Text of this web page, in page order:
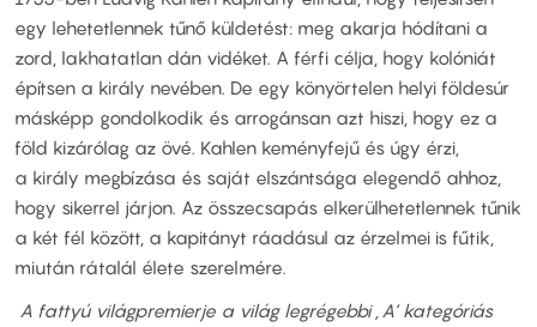
egy lehetetlennek tűnő küldetést: meg akarja hódítani a
zord, lakhatatlan dán vidéket. A férfi célja, hogy kolóniát
építsen a király nevében. De egy könyörtelen helyi földesúr
másképp gondolkodik és arrogánsan azt hiszi, hogy ez a
föld kizárólag az övé. Kahlen keményfejű és úgy érzi,
a király megbízása és saját elszántsága elegendő ahhoz,
hogy sikerrel járjon. Az összecsapás elkerülhetetlennek tűnik
a két fél között, a kapitányt ráadásul az érzelmei is fűtik,
miután rátalál élete szerelmére.
A fattyú világpremierje a világ legrégebbi ‚A‘ kategóriás